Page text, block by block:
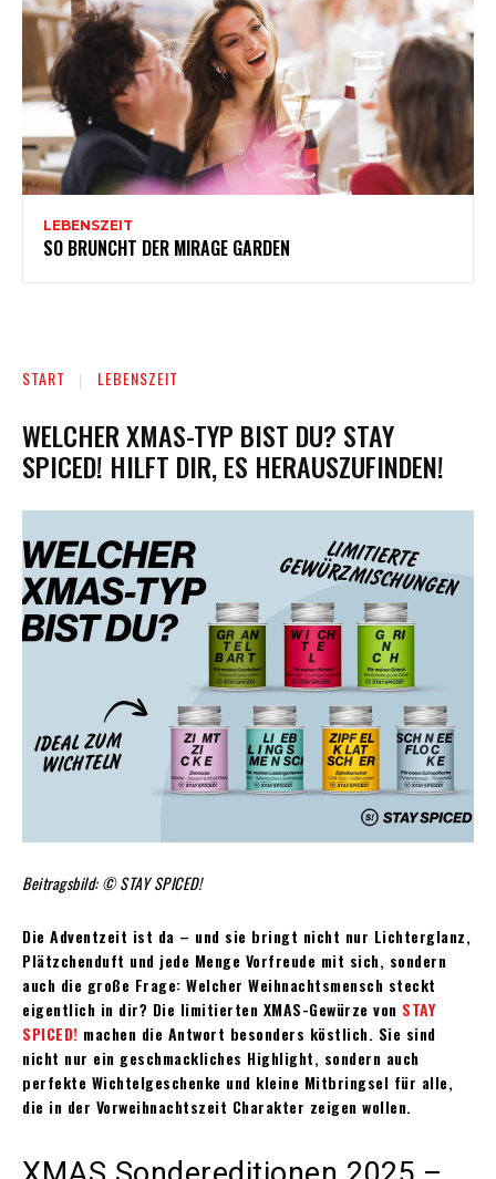
LEBENSZEIT
SO BRUNCHT DER MIRAGE GARDEN